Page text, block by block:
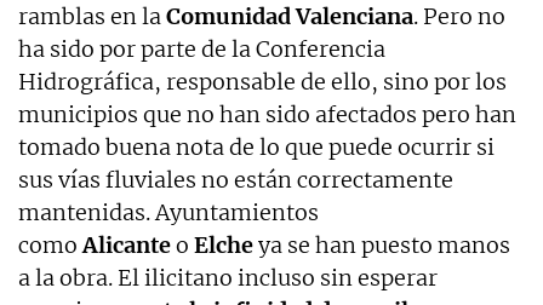
ramblas en laComunidad Valenciana. Pero no
ha sido por parte de la Conferencia
Hidrográfica, responsable de ello, sino por los
municipios que no han sido afectados pero han
tomado buena nota de lo que puede ocurrir si
sus vías fluviales no están correctamente
mantenidas. Ayuntamientos
comoAlicanteo Elcheya se han puesto manos
a la obra. El ilicitano incluso sin esperar